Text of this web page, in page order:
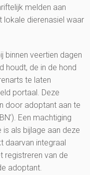
melden aan
lokale dierenasiel waar
binnen veertien dagen
houdt, de in de hond
te laten
portaal. Deze
door adoptant aan te
Een machtiging
als bijlage aan deze
daarvan integraal
registreren van de
adoptant.